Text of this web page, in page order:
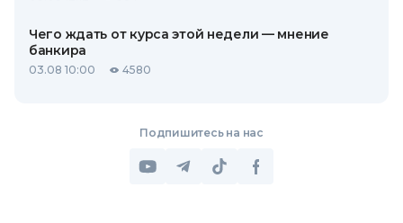
Чего ждать от курса этой недели — мнение
банкира
03.08 10:00 4580
Подпишитесь на нас